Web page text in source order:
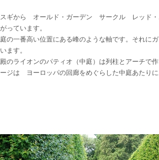
スギから オールド・ガーデン サークル レッ
っています。
の一番高い位置にある峰のような軸です。それに
ます。
のライオンのパティオ（中庭）は列柱とアーチで
ジは ヨーロッパの回廊をめぐらした中庭あたり